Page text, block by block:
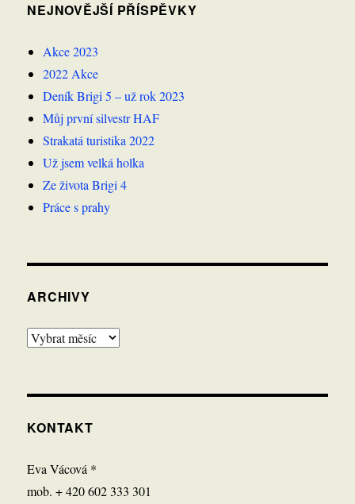
NEJNOVĚJŠÍ PŘÍSPĚVKY
Akce 2023
2022 Akce
Deník Brigi 5 – už rok 2023
Můj první silvestr HAF
Strakatá turistika 2022
Už jsem velká holka
Ze života Brigi 4
Práce s prahy
ARCHIVY
Archivy
KONTAKT
Eva Vácová *
mob. + 420 602 333 301